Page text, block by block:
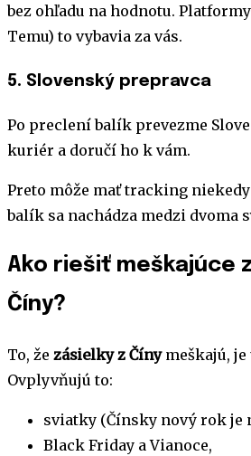
bez ohľadu na hodnotu.
Temu) to vybavia za vás.
5. Slovenský prepravca
Po preclení balík prevezme
kuriér a doručí ho k vám.
Preto môže mať tracking
balík sa nachádza medzi dvoma
Ako riešiť meškajúce
Číny?
To, že zásielky z Čínymeškajú,
Ovplyvňujú to:
sviatky (Čínsky nový rok je
Black Friday a Vianoce,